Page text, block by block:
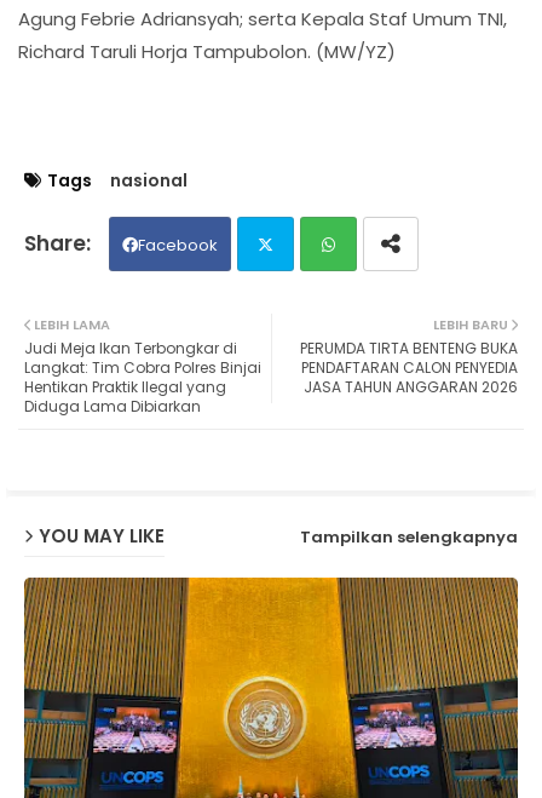
Agung Febrie Adriansyah; serta Kepala Staf Umum TNI,
Richard Taruli Horja Tampubolon. (MW/YZ)
Tags nasional
Facebook
ats
LEBIH BARU
PERUMDA TIRTA BENTENG BUKA
PENDAFTARAN CALON PENYEDIA
JASA TAHUN ANGGARAN 2026
LEBIH LAMA
Judi Meja Ikan Terbongkar di
Langkat: Tim Cobra Polres Binjai
Hentikan Praktik Ilegal yang
Diduga Lama Dibiarkan
YOU MAY LIKE Tampilkan selengkapnya